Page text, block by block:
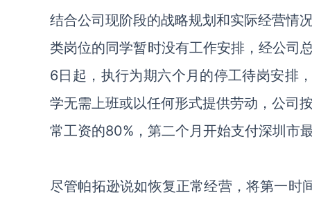
结合公司现阶段的战略规划和实际经营情
类岗位的同学暂时没有工作安排，经公司
6日起，执行为期六个月的停工待岗安排
学无需上班或以任何形式提供劳动，公司
常工资的80%，第二个月开始支付深圳市
尽管帕拓逊说如恢复正常经营，将第一时